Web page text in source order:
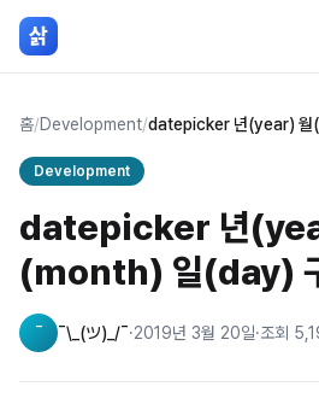
본문 바로가기
삵
홈/Development/
Development
datepicker 년
(month) 일(day)
¯ ¯\_(ツ)_/¯·2019년 3월 20일·조회